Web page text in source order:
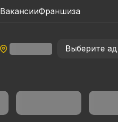
ВакансииФраншиза
Выберите